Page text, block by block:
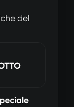
del